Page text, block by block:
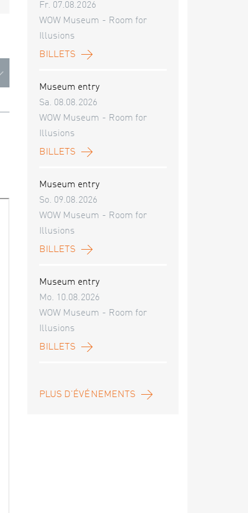
Fr. 07.08.2026
WOW Museum - Room for
Illusions
BILLETS
Museum entry
Sa. 08.08.2026
WOW Museum - Room for
Illusions
BILLETS
Museum entry
So. 09.08.2026
WOW Museum - Room for
Illusions
BILLETS
Museum entry
Mo. 10.08.2026
WOW Museum - Room for
Illusions
BILLETS
PLUS D'ÉVÉNEMENTS